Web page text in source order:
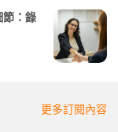
節：錄
更多訂閱內容